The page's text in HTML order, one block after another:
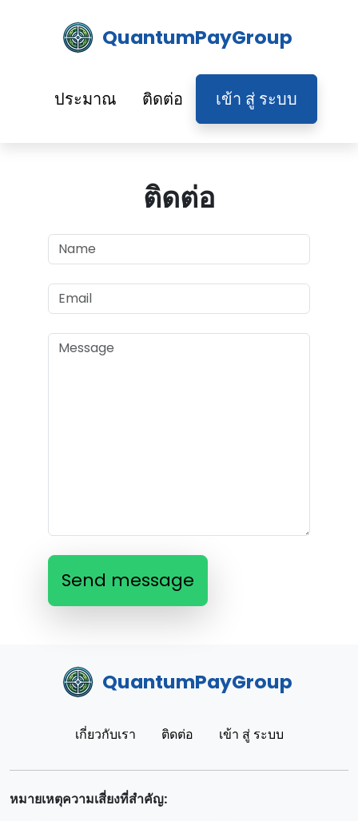
QuantumPayGroup
ประมาณ ติดต่อ เข้า สู่ ระบบ
ติดต่อ
Send message
QuantumPayGroup
เกี่ยวกับเรา ติดต่อ เข้า สู่ ระบบ
หมายเหตุความเสี่ยงที่สําคัญ: